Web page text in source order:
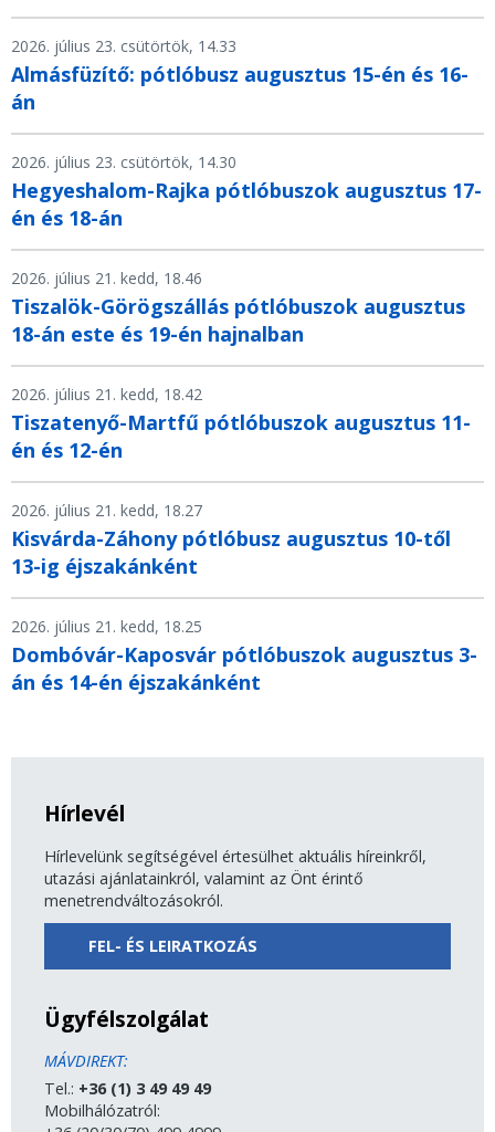
2026. július 23. csütörtök, 14.33
Almásfüzítő: pótlóbusz augusztus 15-én és 16-
án
2026. július 23. csütörtök, 14.30
Hegyeshalom-Rajka pótlóbuszok augusztus 17-
én és 18-án
2026. július 21. kedd, 18.46
Tiszalök-Görögszállás pótlóbuszok augusztus
18-án este és 19-én hajnalban
2026. július 21. kedd, 18.42
Tiszatenyő-Martfű pótlóbuszok augusztus 11-
én és 12-én
2026. július 21. kedd, 18.27
Kisvárda-Záhony pótlóbusz augusztus 10-től
13-ig éjszakánként
2026. július 21. kedd, 18.25
Dombóvár-Kaposvár pótlóbuszok augusztus 3-
án és 14-én éjszakánként
Hírlevél
Hírlevelünk segítségével értesülhet aktuális híreinkről,
utazási ajánlatainkról, valamint az Önt érintő
menetrendváltozásokról.
FEL- ÉS LEIRATKOZÁS
Ügyfélszolgálat
MÁVDIREKT:
Tel.: +36 (1) 3 49 49 49
Mobilhálózatról: